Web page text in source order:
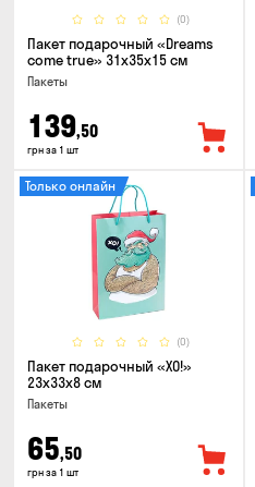
(0)
Пакет подарочный «Dreams
come true» 31x35x15 см
Пакеты
139,50
грн за 1 шт
(0)
Только онлайн
Пакет подарочный «ХО!»
23x33x8 см
Пакеты
65,50
грн за 1 шт